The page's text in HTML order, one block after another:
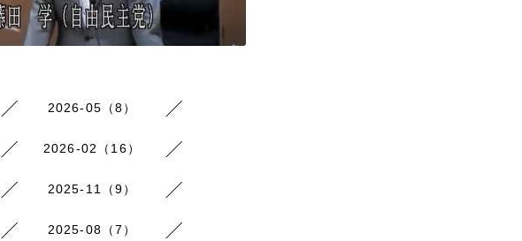
2026-05（8）
2026-02（16）
2025-11（9）
2025-08（7）